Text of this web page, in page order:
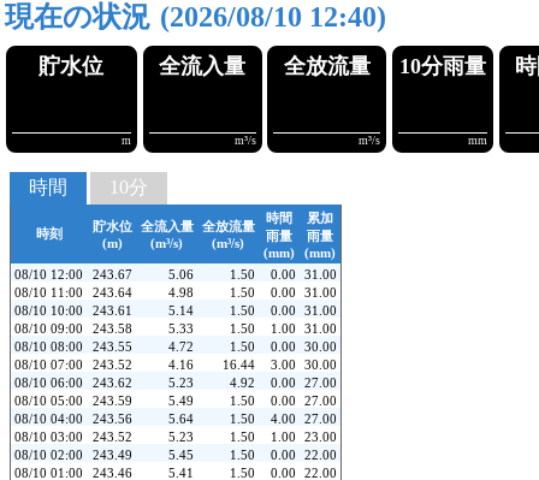
現在の状況 (2026/08/10 12:40)
貯水位
m
全流入量
m³/s
全放
時間
時刻
貯水位
(m)
全流入量
(m³/s)
全放流量
(m³/s)
時間
雨量
(mm)
累加
雨量
(mm)
08/10 12:00
243.67 5.06 1.50 0.00
31.00
08/10 11:00
243.64 4.98 1.50 0.00
31.00
08/10 10:00
243.61 5.14 1.50 0.00
31.00
08/10 09:00
243.58 5.33 1.50 1.00
31.00
08/10 08:00
243.55 4.72 1.50 0.00
30.00
08/10 07:00
243.52 4.16 16.44 3.00
30.00
08/10 06:00
243.62 5.23 4.92 0.00
27.00
08/10 05:00
243.59 5.49 1.50 0.00
27.00
08/10 04:00
243.56 5.64 1.50 4.00
27.00
08/10 03:00
243.52 5.23 1.50 1.00
23.00
08/10 02:00
243.49 5.45 1.50 0.00
22.00
08/10 01:00
243.46 5.41 1.50 0.00
22.00
10分